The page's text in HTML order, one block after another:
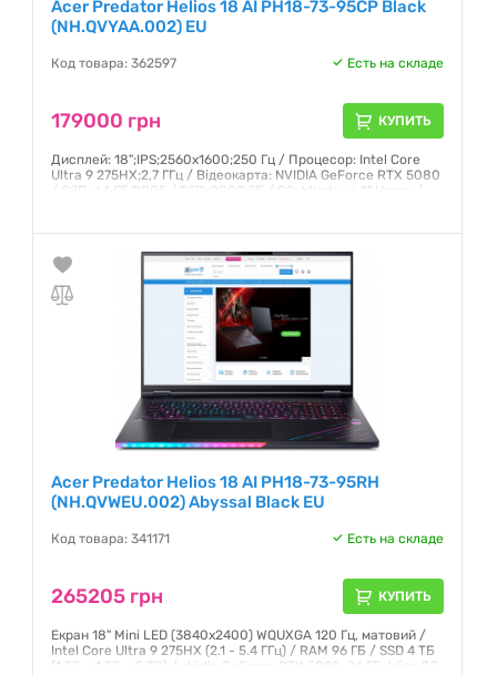
Acer Predator Helios 18 AI PH18-73-95CP Black
(NH.QVYAA.002) EU
Код товара: 362597 Есть на складе
179000 грн КУПИТЬ
Дисплей: 18";IPS;2560x1600;250 Гц / Процесор: Intel Core
Ultra 9 275HX;2,7 ГГц / Відеокарта: NVIDIA GeForce RTX 5080
/ ОЗП: 64 ГБ;DDR5 / SSD: 2000 ГБ / ОС: Windows 11 Home /
Гарантия:12 месяцев
Acer Predator Helios 18 AI PH18-73-95RH
(NH.QVWEU.002) Abyssal Black EU
Код товара: 341171 Есть на складе
265205 грн КУПИТЬ
Екран 18" Mini LED (3840x2400) WQUXGA 120 Гц, матовий /
Intel Core Ultra 9 275HX (2.1 - 5.4 ГГц) / RAM 96 ГБ / SSD 4 ТБ
(1 ТБ + 1 ТБ + 2 ТБ) / nVidia GeForce RTX 5090, 24 ГБ / без ОД